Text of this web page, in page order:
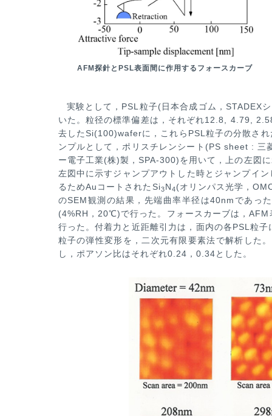
AFM探針とPSL表面間に作用するフォースカーブ
実験として，PSL粒子(日本合成ゴム，STADEX
いた。粒径の標準偏差は，それぞれ12.8, 4.79,
去したSi(100)waferに， これらPSL粒子の分散さ
ンプルとして，ポリスチレンシート(PS sheet : 三
ー電子工業(株)製，SPA-300)を用いて，上の左図
左図中に示すジャ ンプアウトした時とジャンプイ
るためAuコートされたSi3N4(オリンパス光学，
のSEM観測の結果，先端曲率半径は40nmであっ
(4%RH，20℃)で行った。 フォースカーブは，
行った。付着力と近距離引力は，面内の各PSL粒
粒子の弾性変形を，二次元有限要素法で解析した。
し，ポアソン比はそれぞれ0.24，0.34とした。